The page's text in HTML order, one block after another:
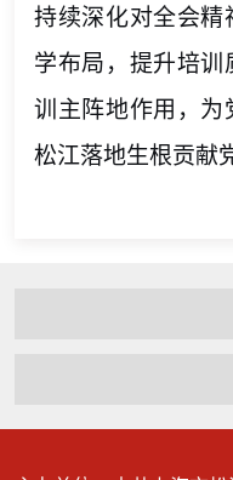
持续深化对全会精
学布局，提升培
训主阵地作用，为
松江落地生根贡献